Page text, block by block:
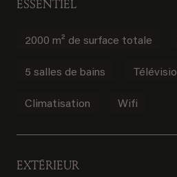
ESSENTIEL
2000 m² de surface totale
5 salles de bains
Climatisation Wifi
EXTÉRIEUR